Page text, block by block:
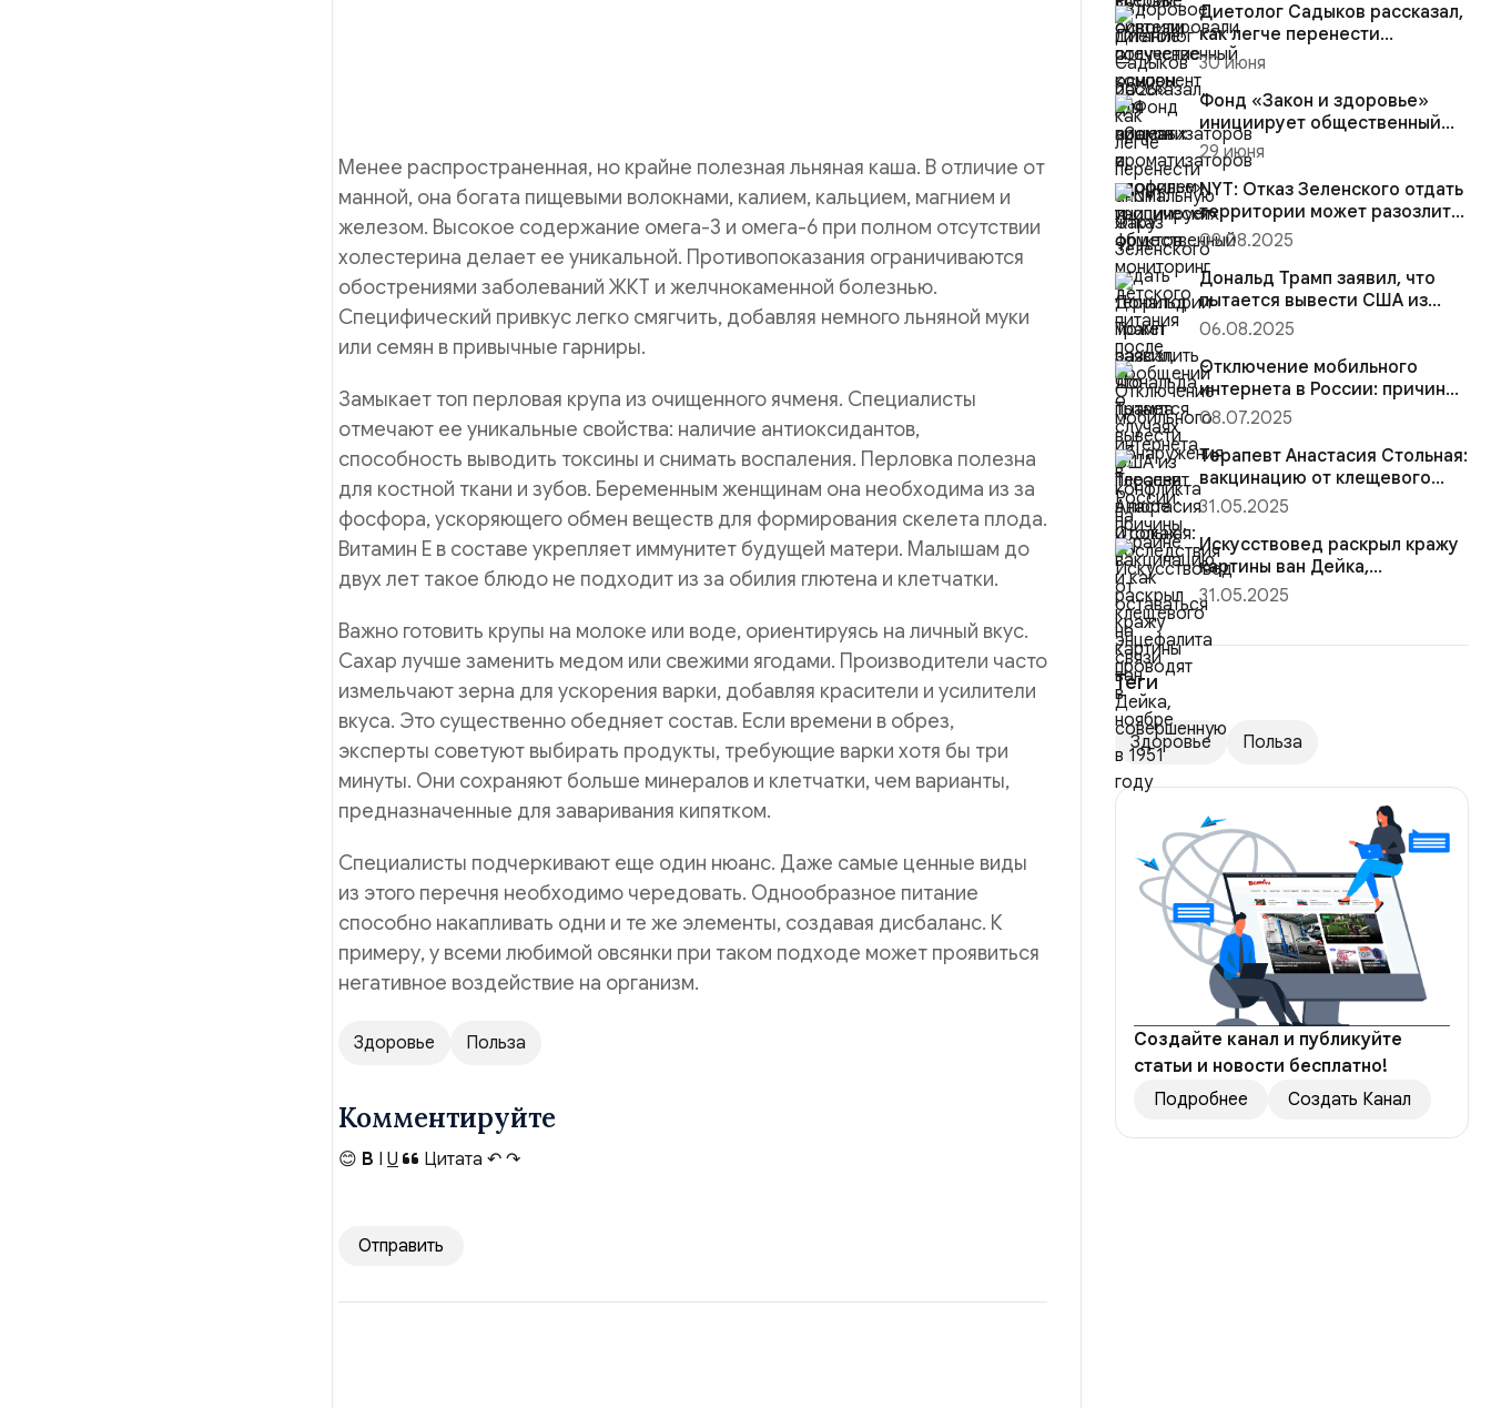
Менее распространенная, но крайне полезная льняная каша. В отличие от
манной, она богата пищевыми волокнами, калием, кальцием, магнием и
железом. Высокое содержание омега-3 и омега-6 при полном отсутствии
холестерина делает ее уникальной. Противопоказания ограничиваются
обострениями заболеваний ЖКТ и желчнокаменной болезнью.
Специфический привкус легко смягчить, добавляя немного льняной муки
или семян в привычные гарниры.
Замыкает топ перловая крупа из очищенного ячменя. Специалисты
отмечают ее уникальные свойства: наличие антиоксидантов,
способность выводить токсины и снимать воспаления. Перловка полезна
для костной ткани и зубов. Беременным женщинам она необходима из за
фосфора, ускоряющего обмен веществ для формирования скелета плода.
Витамин Е в составе укрепляет иммунитет будущей матери. Малышам до
двух лет такое блюдо не подходит из за обилия глютена и клетчатки.
Важно готовить крупы на молоке или воде, ориентируясь на личный вкус.
Сахар лучше заменить медом или свежими ягодами. Производители часто
измельчают зерна для ускорения варки, добавляя красители и усилители
вкуса. Это существенно обедняет состав. Если времени в обрез,
эксперты советуют выбирать продукты, требующие варки хотя бы три
минуты. Они сохраняют больше минералов и клетчатки, чем варианты,
предназначенные для заваривания кипятком.
Специалисты подчеркивают еще один нюанс. Даже самые ценные виды
из этого перечня необходимо чередовать. Однообразное питание
способно накапливать одни и те же элементы, создавая дисбаланс. К
примеру, у всеми любимой овсянки при таком подходе может проявиться
негативное воздействие на организм.
Здоровье Польза
Комментируйте
😊 B I U Цитата ↶ ↷
Отправить
Диетолог Садыков рассказал,
как легче перенести
аномальную жару
30 июня
Фонд «Закон и здоровье»
инициирует общественный
мониторинг детского питания
...
29 июня
NYT: Отказ Зеленского отдать
территории может разозлить
Дональда Трампа
09.08.2025
Дональд Трамп заявил, что
пытается вывести США из
конфликта на Украине
06.08.2025
Отключение мобильного
интернета в России: причины,
последствия и как остават...
08.07.2025
Терапевт Анастасия Стольная:
вакцинацию от клещевого
энцефалита проводят в н...
31.05.2025
Искусствовед раскрыл кражу
картины ван Дейка,
совершенную в 1951 году
31.05.2025
Теги
Здоровье Польза
Создайте канал и публикуйте
статьи и новости бесплатно!
Подробнее
Создать Канал